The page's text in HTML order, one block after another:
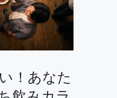
！あなた